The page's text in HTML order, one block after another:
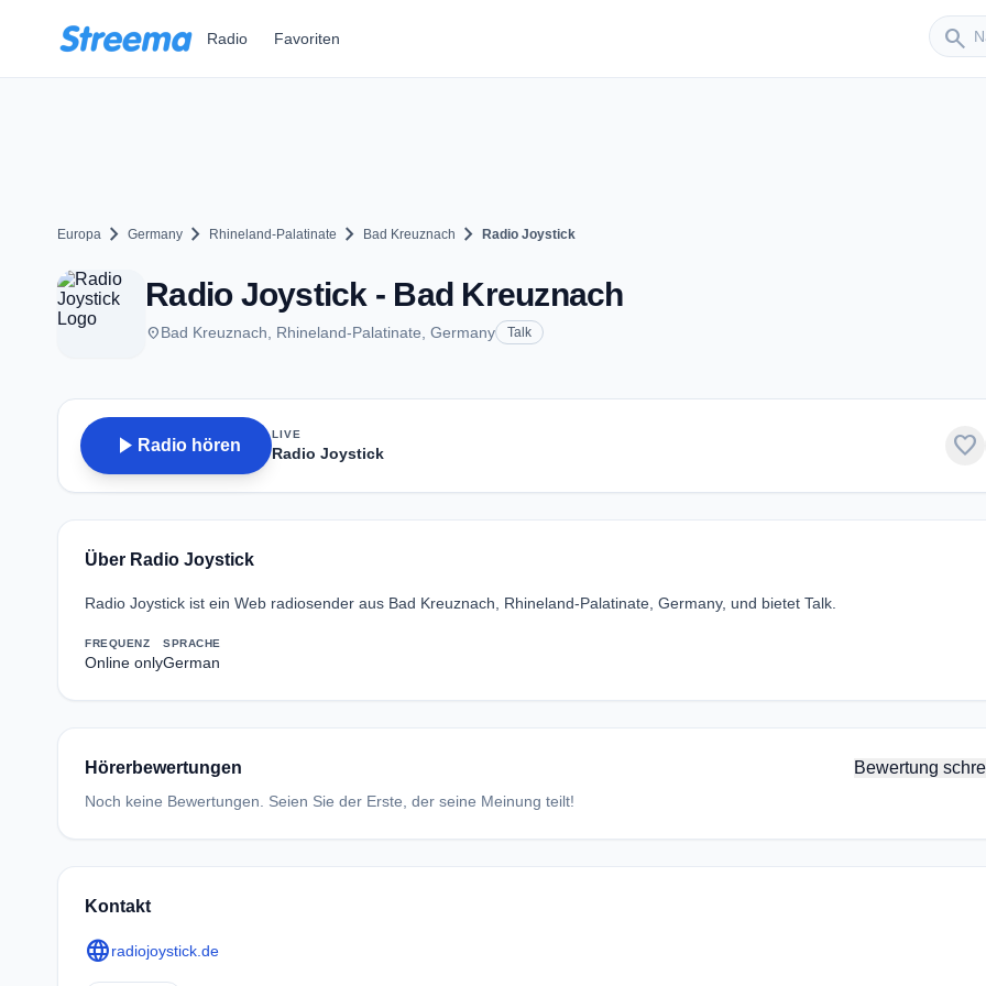
Radio Favoriten search
Europa chevron_right Germany chevron_right Rhineland-Palatinate chevron_right Bad Kreuznach chevron_right Radio Joystick
Radio Joystick - Bad Kreuznach
placeBad Kreuznach, Rhineland-Palatinate, Germany Talk
play_arrow Radio hören
LIVE
Radio Joystick favorite
Über Radio Joystick
Radio Joystick ist ein Web radiosender aus Bad Kreuznach, Rhineland-Palatinate, Germany, und bietet Talk.
FREQUENZ
Online only
SPRACHE
German
Hörerbewertungen Bewertung
Noch keine Bewertungen. Seien Sie der Erste, der seine Meinung teilt!
Kontakt
languageradiojoystick.de